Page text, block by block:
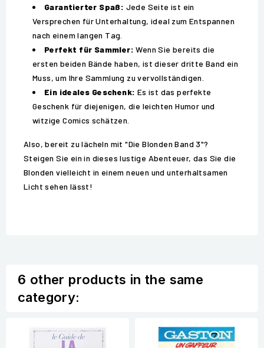
Garantierter Spaß: Jede Seite ist ein
Versprechen für Unterhaltung, ideal zum Entspannen
nach einem langen Tag.
Perfekt für Sammler: Wenn Sie bereits die
ersten beiden Bände haben, ist dieser dritte Band ein
Muss, um Ihre Sammlung zu vervollständigen.
Ein ideales Geschenk: Es ist das perfekte
Geschenk für diejenigen, die leichten Humor und
witzige Comics schätzen.
Also, bereit zu lächeln mit "Die Blonden Band 3"?
Steigen Sie ein in dieses lustige Abenteuer, das Sie die
Blonden vielleicht in einem neuen und unterhaltsamen
Licht sehen lässt!
6 other products in the same
category: